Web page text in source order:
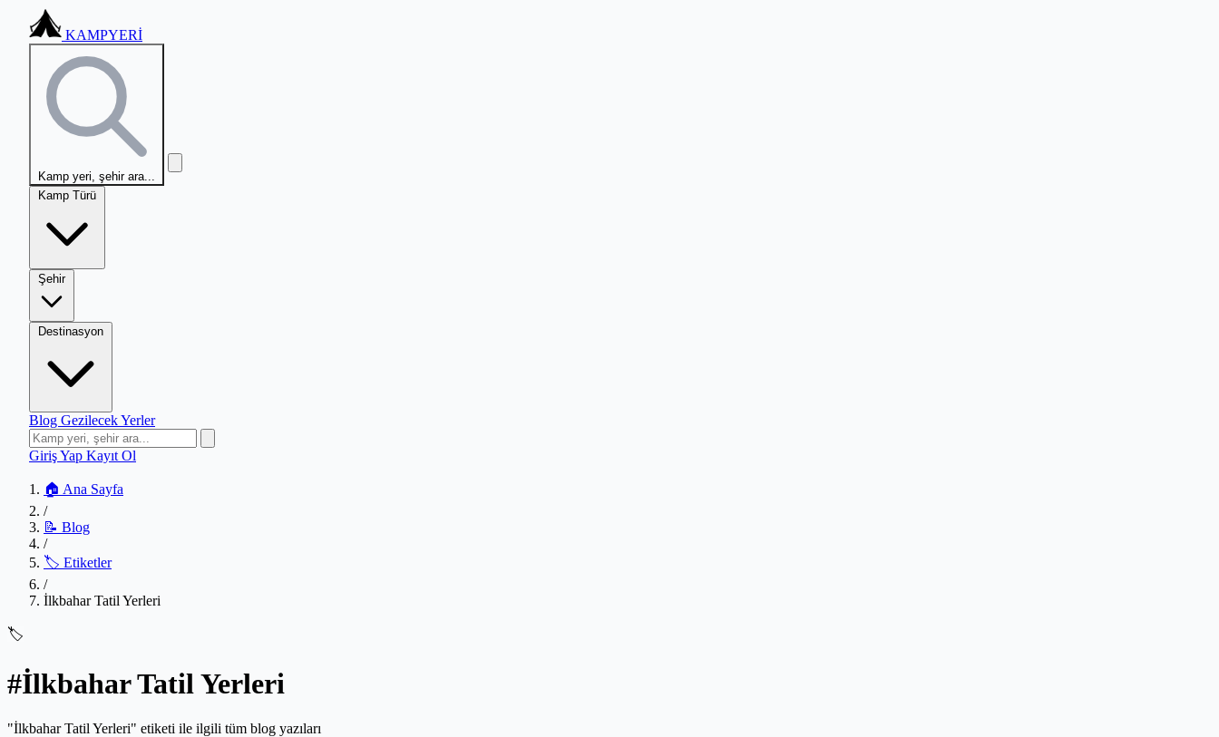
KAMPYERİ
Kamp yeri, şehir ara...
Kamp Türü
Şehir
Destinasyon
Blog Gezilecek Yerler
Giriş Yap Kayıt Ol
🏠 Ana Sayfa
/
📝 Blog
/
🏷️ Etiketler
/
İlkbahar Tatil Yerleri
🏷️
#İlkbahar Tatil Yerleri
"İlkbahar Tatil Yerleri" etiketi ile ilgili tüm blog yazıları